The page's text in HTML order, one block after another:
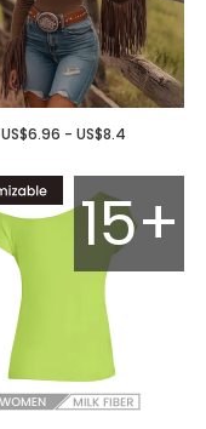
US$6.96 - US$8.4
15+